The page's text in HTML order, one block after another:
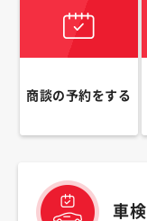
商談の予約をする
車